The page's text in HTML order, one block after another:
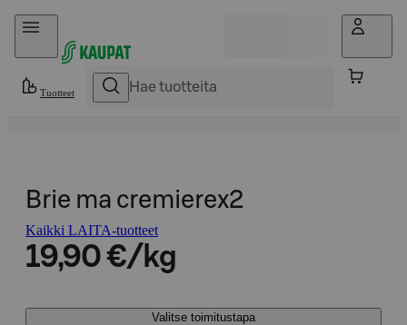
Hyppää sisältöön
Tuotteet
Brie ma cremierex2
Kaikki LAITA-tuotteet
19,90 €/kg
Valitse toimitustapa